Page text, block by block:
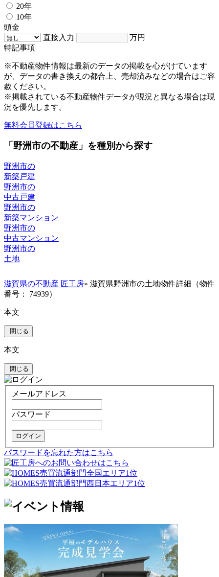
20年
10年
頭金
直接入力
万円
特記事項
※不動産物件情報は最新のデータの掲載を心がけています
が、データの書き換えの都合上、売却済みなどの場合はご容
赦ください。
※掲載されている不動産物件データが現況と異なる場合は現
況を優先します。
無料会員登録はこちら
「野洲市の不動産」を種別から探す
野洲市の
新築戸建
野洲市の
中古戸建
野洲市の
新築マンション
野洲市の
中古マンション
野洲市の
土地
滋賀県の不動産 匠工房» 滋賀県野洲市の土地物件詳細（物件
番号： 74939）
本文
閉じる
本文
閉じる
メールアドレス
パスワード
ログイン
パスワードを忘れた方はこちら